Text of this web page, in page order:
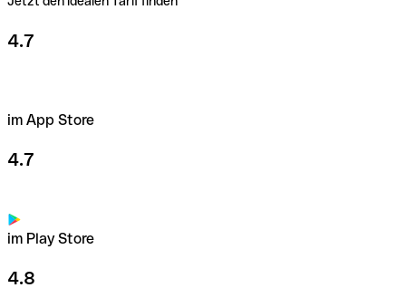
4.7
im App Store
4.7
im Play Store
4.8